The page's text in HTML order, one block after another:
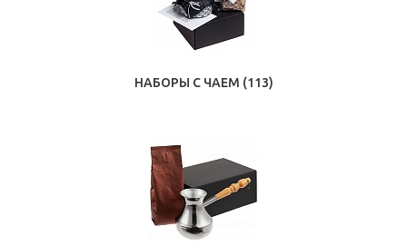
НАБОРЫ С ЧАЕМ (113)